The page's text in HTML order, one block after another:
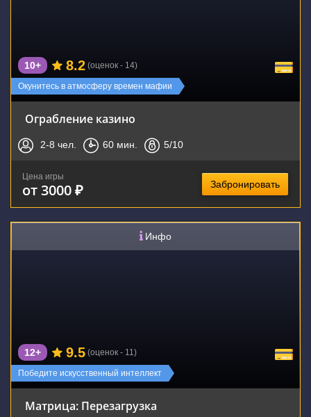
Окунитесь в атмосферу времен мафии
10+ 8.2 (оценок - 14)
Ограбление казино
2-8 чел. 60 мин. 5/10
Цена игры
от 3000 ₽ Забронировать
Инфо
Победите искусственный интеллект
12+ 9.5 (оценок - 11)
Матрица: Перезагрузка